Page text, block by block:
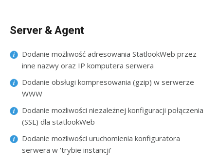
Server & Agent
Dodanie możliwość adresowania StatlookWeb przez
inne nazwy oraz IP komputera serwera
Dodanie obsługi kompresowania (gzip) w serwerze
WWW
Dodanie możliwości niezależnej konfiguracji połączenia
(SSL) dla statlookWeb
Dodanie możliwości uruchomienia konfiguratora
serwera w 'trybie instancji’